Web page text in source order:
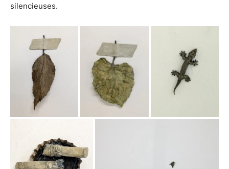
silencieuses.